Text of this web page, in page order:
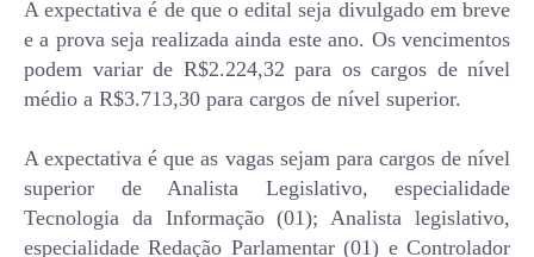
A expectativa é de que o edital seja divulgado em breve
e a prova seja realizada ainda este ano. Os vencimentos
podem variar de R$2.224,32 para os cargos de nível
médio a R$3.713,30 para cargos de nível superior.
A expectativa é que as vagas sejam para cargos de nível
superior de Analista Legislativo, especialidade
Tecnologia da Informação (01); Analista legislativo,
especialidade Redação Parlamentar (01) e Controlador